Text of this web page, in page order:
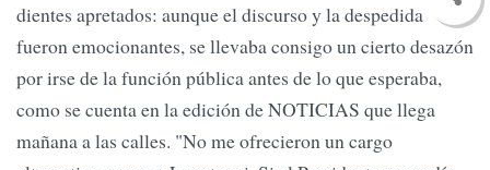
dientes apretados: aunque el discurso y la despedida
fueron emocionantes, se llevaba consigo un cierto desazón
por irse de la función pública antes de lo que esperaba,
como se cuenta en la edición de NOTICIAS que llega
mañana a las calles. "No me ofrecieron un cargo